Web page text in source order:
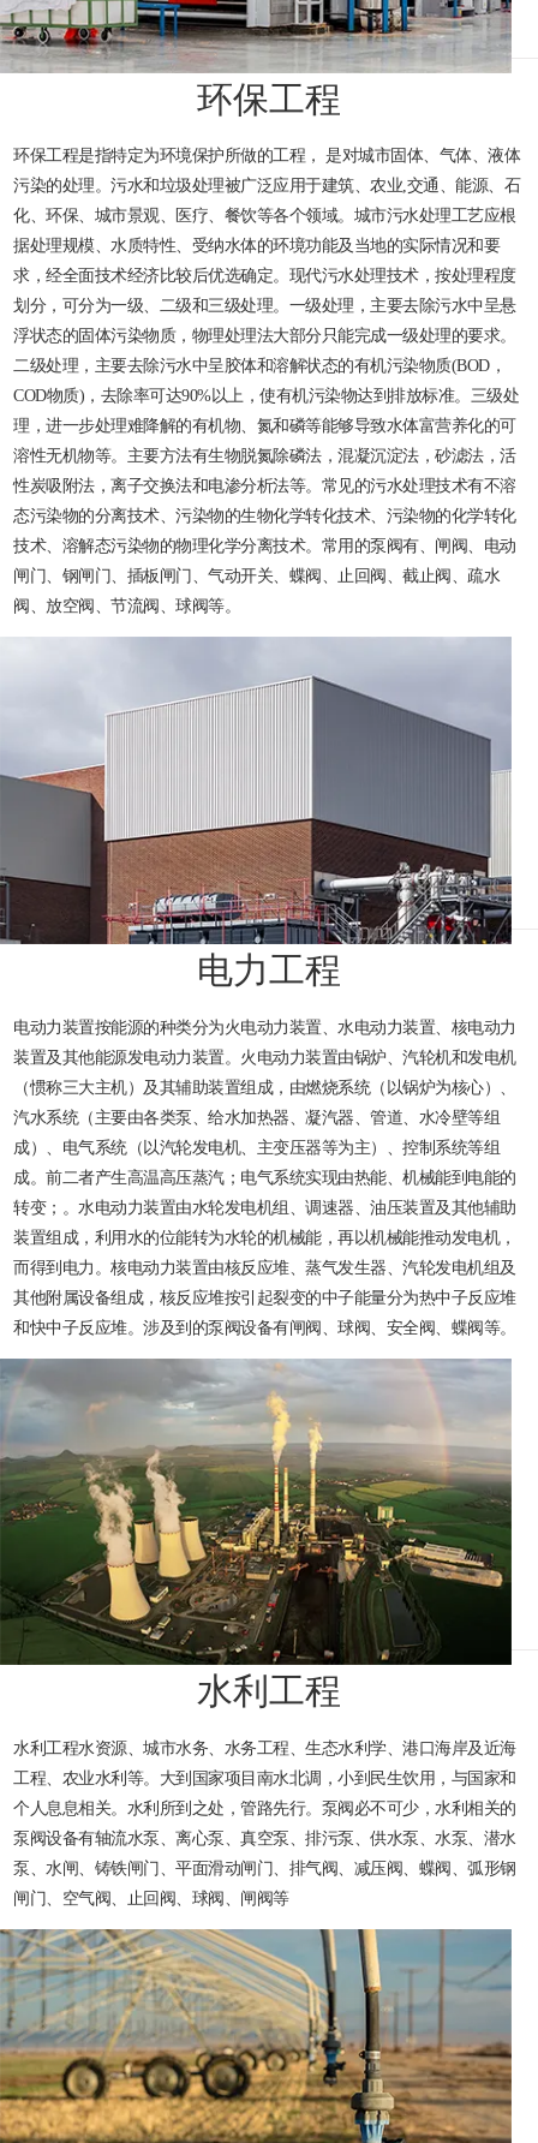
环保工程
环保工程是指特定为环境保护所做的工程， 是对城市固体、气体、液体
污染的处理。污水和垃圾处理被广泛应用于建筑、农业,交通、能源、石
化、环保、城市景观、医疗、餐饮等各个领域。城市污水处理工艺应根
据处理规模、水质特性、受纳水体的环境功能及当地的实际情况和要
求，经全面技术经济比较后优选确定。现代污水处理技术，按处理程度
划分，可分为一级、二级和三级处理。一级处理，主要去除污水中呈悬
浮状态的固体污染物质，物理处理法大部分只能完成一级处理的要求。
二级处理，主要去除污水中呈胶体和溶解状态的有机污染物质(BOD，
COD物质)，去除率可达90%以上，使有机污染物达到排放标准。三级处
理，进一步处理难降解的有机物、氮和磷等能够导致水体富营养化的可
溶性无机物等。主要方法有生物脱氮除磷法，混凝沉淀法，砂滤法，活
性炭吸附法，离子交换法和电渗分析法等。常见的污水处理技术有不溶
态污染物的分离技术、污染物的生物化学转化技术、污染物的化学转化
技术、溶解态污染物的物理化学分离技术。常用的泵阀有、闸阀、电动
闸门、钢闸门、插板闸门、气动开关、蝶阀、止回阀、截止阀、疏水
阀、放空阀、节流阀、球阀等。
电力工程
电动力装置按能源的种类分为火电动力装置、水电动力装置、核电动力
装置及其他能源发电动力装置。火电动力装置由锅炉、汽轮机和发电机
（惯称三大主机）及其辅助装置组成，由燃烧系统（以锅炉为核心）、
汽水系统（主要由各类泵、给水加热器、凝汽器、管道、水冷壁等组
成）、电气系统（以汽轮发电机、主变压器等为主）、控制系统等组
成。前二者产生高温高压蒸汽；电气系统实现由热能、机械能到电能的
转变；。水电动力装置由水轮发电机组、调速器、油压装置及其他辅助
装置组成，利用水的位能转为水轮的机械能，再以机械能推动发电机，
而得到电力。核电动力装置由核反应堆、蒸气发生器、汽轮发电机组及
其他附属设备组成，核反应堆按引起裂变的中子能量分为热中子反应堆
和快中子反应堆。涉及到的泵阀设备有闸阀、球阀、安全阀、蝶阀等。
水利工程
水利工程水资源、城市水务、水务工程、生态水利学、港口海岸及近海
工程、农业水利等。大到国家项目南水北调，小到民生饮用，与国家和
个人息息相关。水利所到之处，管路先行。泵阀必不可少，水利相关的
泵阀设备有轴流水泵、离心泵、真空泵、排污泵、供水泵、水泵、潜水
泵、水闸、铸铁闸门、平面滑动闸门、排气阀、减压阀、蝶阀、弧形钢
闸门、空气阀、止回阀、球阀、闸阀等